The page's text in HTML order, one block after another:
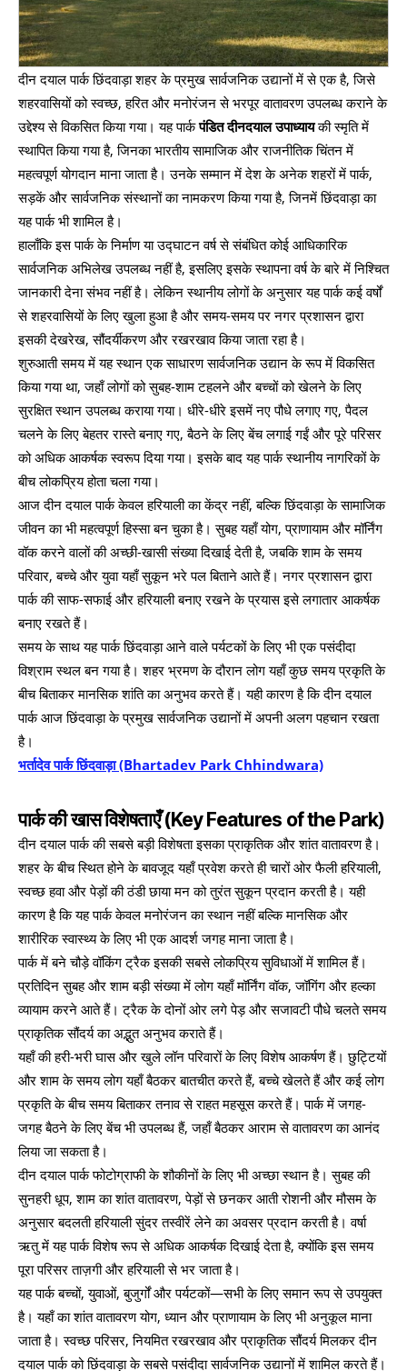
दीन दयाल पार्क छिंदवाड़ा शहर के प्रमुख सार्वजनिक उद्यानों में से एक है, जिसे
शहरवासियों को स्वच्छ, हरित और मनोरंजन से भरपूर वातावरण उपलब्ध कराने के
उद्देश्य से विकसित किया गया। यह पार्कपंडित दीनदयाल उपाध्यायकी स्मृति में
स्थापित किया गया है, जिनका भारतीय सामाजिक और राजनीतिक चिंतन में
महत्वपूर्ण योगदान माना जाता है। उनके सम्मान में देश के अनेक शहरों में पार्क,
सड़कें और सार्वजनिक संस्थानों का नामकरण किया गया है, जिनमें छिंदवाड़ा का
यह पार्क भी शामिल है।
हालाँकि इस पार्क के निर्माण या उद्घाटन वर्ष से संबंधित कोई आधिकारिक
सार्वजनिक अभिलेख उपलब्ध नहीं है, इसलिए इसके स्थापना वर्ष के बारे में निश्चित
जानकारी देना संभव नहीं है। लेकिन स्थानीय लोगों के अनुसार यह पार्क कई वर्षों
से शहरवासियों के लिए खुला हुआ है और समय-समय पर नगर प्रशासन द्वारा
इसकी देखरेख, सौंदर्यीकरण और रखरखाव किया जाता रहा है।
शुरुआती समय में यह स्थान एक साधारण सार्वजनिक उद्यान के रूप में विकसित
किया गया था, जहाँ लोगों को सुबह-शाम टहलने और बच्चों को खेलने के लिए
सुरक्षित स्थान उपलब्ध कराया गया। धीरे-धीरे इसमें नए पौधे लगाए गए, पैदल
चलने के लिए बेहतर रास्ते बनाए गए, बैठने के लिए बेंच लगाई गईं और पूरे परिसर
को अधिक आकर्षक स्वरूप दिया गया। इसके बाद यह पार्क स्थानीय नागरिकों के
बीच लोकप्रिय होता चला गया।
आज दीन दयाल पार्क केवल हरियाली का केंद्र नहीं, बल्कि छिंदवाड़ा के सामाजिक
जीवन का भी महत्वपूर्ण हिस्सा बन चुका है। सुबह यहाँ योग, प्राणायाम और मॉर्निंग
वॉक करने वालों की अच्छी-खासी संख्या दिखाई देती है, जबकि शाम के समय
परिवार, बच्चे और युवा यहाँ सुकून भरे पल बिताने आते हैं। नगर प्रशासन द्वारा
पार्क की साफ-सफाई और हरियाली बनाए रखने के प्रयास इसे लगातार आकर्षक
बनाए रखते हैं।
समय के साथ यह पार्क छिंदवाड़ा आने वाले पर्यटकों के लिए भी एक पसंदीदा
विश्राम स्थल बन गया है। शहर भ्रमण के दौरान लोग यहाँ कुछ समय प्रकृति के
बीच बिताकर मानसिक शांति का अनुभव करते हैं। यही कारण है कि दीन दयाल
पार्क आज छिंदवाड़ा के प्रमुख सार्वजनिक उद्यानों में अपनी अलग पहचान रखता
है।
भर्तादेव पार्क छिंदवाड़ा (Bhartadev Park Chhindwara)
पार्क की खास विशेषताएँ (Key Features of the Park)
दीन दयाल पार्क की सबसे बड़ी विशेषता इसका प्राकृतिक और शांत वातावरण है।
शहर के बीच स्थित होने के बावजूद यहाँ प्रवेश करते ही चारों ओर फैली हरियाली,
स्वच्छ हवा और पेड़ों की ठंडी छाया मन को तुरंत सुकून प्रदान करती है। यही
कारण है कि यह पार्क केवल मनोरंजन का स्थान नहीं बल्कि मानसिक और
शारीरिक स्वास्थ्य के लिए भी एक आदर्श जगह माना जाता है।
पार्क में बने चौड़े वॉकिंग ट्रैक इसकी सबसे लोकप्रिय सुविधाओं में शामिल हैं।
प्रतिदिन सुबह और शाम बड़ी संख्या में लोग यहाँ मॉर्निंग वॉक, जॉगिंग और हल्का
व्यायाम करने आते हैं। ट्रैक के दोनों ओर लगे पेड़ और सजावटी पौधे चलते समय
प्राकृतिक सौंदर्य का अद्भुत अनुभव कराते हैं।
यहाँ की हरी-भरी घास और खुले लॉन परिवारों के लिए विशेष आकर्षण हैं। छुट्टियों
और शाम के समय लोग यहाँ बैठकर बातचीत करते हैं, बच्चे खेलते हैं और कई लोग
प्रकृति के बीच समय बिताकर तनाव से राहत महसूस करते हैं। पार्क में जगह-
जगह बैठने के लिए बेंच भी उपलब्ध हैं, जहाँ बैठकर आराम से वातावरण का आनंद
लिया जा सकता है।
दीन दयाल पार्क फोटोग्राफी के शौकीनों के लिए भी अच्छा स्थान है। सुबह की
सुनहरी धूप, शाम का शांत वातावरण, पेड़ों से छनकर आती रोशनी और मौसम के
अनुसार बदलती हरियाली सुंदर तस्वीरें लेने का अवसर प्रदान करती है। वर्षा
ऋतु में यह पार्क विशेष रूप से अधिक आकर्षक दिखाई देता है, क्योंकि इस समय
पूरा परिसर ताज़गी और हरियाली से भर जाता है।
यह पार्क बच्चों, युवाओं, बुजुर्गों और पर्यटकों—सभी के लिए समान रूप से उपयुक्त
है। यहाँ का शांत वातावरण योग, ध्यान और प्राणायाम के लिए भी अनुकूल माना
जाता है। स्वच्छ परिसर, नियमित रखरखाव और प्राकृतिक सौंदर्य मिलकर दीन
दयाल पार्क को छिंदवाड़ा के सबसे पसंदीदा सार्वजनिक उद्यानों में शामिल करते हैं।